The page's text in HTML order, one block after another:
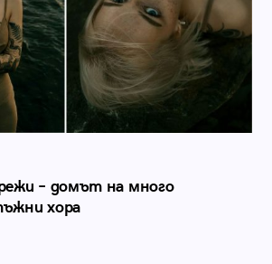
– домът на много
хора